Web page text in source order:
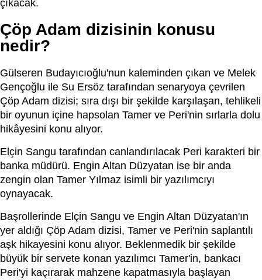
çıkacak.
Çöp Adam dizisinin konusu
nedir?
Gülseren Budayıcıoğlu'nun kaleminden çıkan ve Melek
Gençoğlu ile Su Ersöz tarafından senaryoya çevrilen
Çöp Adam dizisi; sıra dışı bir şekilde karşılaşan, tehlikeli
bir oyunun içine hapsolan Tamer ve Peri'nin sırlarla dolu
hikâyesini konu alıyor.
Elçin Sangu tarafından canlandırılacak Peri karakteri bir
banka müdürü. Engin Altan Düzyatan ise bir anda
zengin olan Tamer Yılmaz isimli bir yazılımcıyı
oynayacak.
Başrollerinde Elçin Sangu ve Engin Altan Düzyatan'ın
yer aldığı Çöp Adam dizisi, Tamer ve Peri'nin saplantılı
aşk hikayesini konu alıyor. Beklenmedik bir şekilde
büyük bir servete konan yazılımcı Tamer'in, bankacı
Peri'yi kaçırarak mahzene kapatmasıyla başlayan